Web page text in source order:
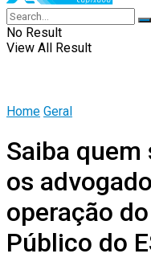
No Result
View All Result
Home Geral
Saiba
os
operação
Público do